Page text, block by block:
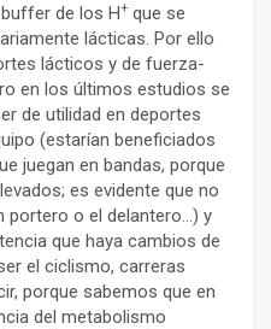
de los H+ que se
lácticas. Por ello
lácticos y de fuerza-
en los últimos estudios se
de utilidad en deportes
(estarían beneficiados
juegan en bandas, porque
es evidente que no
portero o el delantero…) y
que haya cambios de
el ciclismo, carreras
porque sabemos que en
del metabolismo